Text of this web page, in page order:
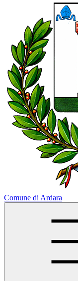
Comune di Ardara